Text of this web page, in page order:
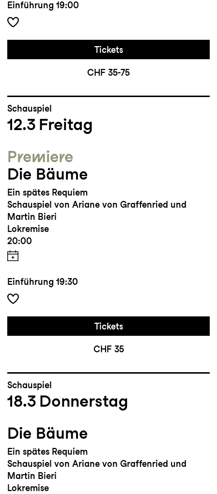
Einführung 19:00
Tickets
CHF 35-75
Schauspiel
12.3 Freitag
Premiere
Die Bäume
Ein spätes Requiem
Schauspiel von Ariane von Graffenried und
Martin Bieri
Lokremise
20:00
Einführung 19:30
Tickets
CHF 35
Schauspiel
18.3 Donnerstag
Die Bäume
Ein spätes Requiem
Schauspiel von Ariane von Graffenried und
Martin Bieri
Lokremise